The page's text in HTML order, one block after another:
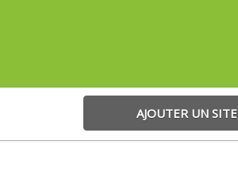
AJOUTER UN SITE